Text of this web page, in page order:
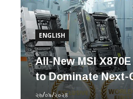
ENGLISH
All-New MSI
to Dominate Next-